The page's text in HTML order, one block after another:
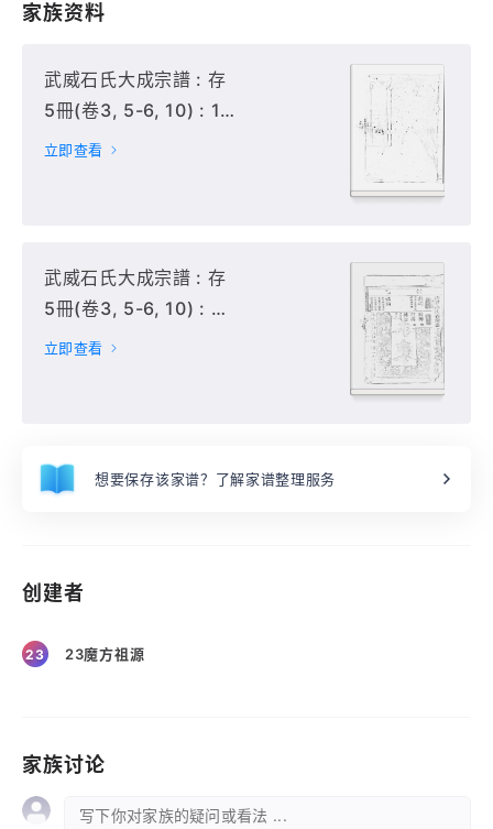
家族资料
武威石氏大成宗譜 : 存
5冊(卷3, 5-6, 10) : 1-
2冊,
立即查看
武威石氏大成宗譜 : 存
5冊(卷3, 5-6, 10) : 3-
5冊,
立即查看
想要保存该家谱？了解家谱整理服务
创建者
23 23魔方祖源
家族讨论
写下你对家族的疑问或看法 ...